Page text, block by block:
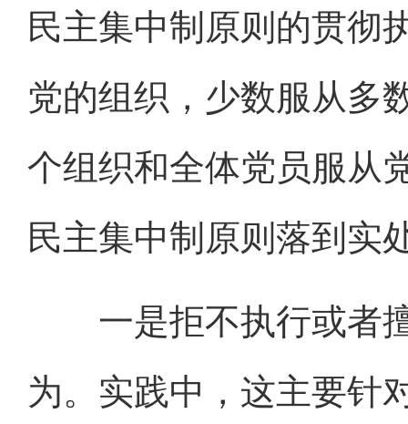
民主集中制原则的贯彻
党的组织，少数服从多
个组织和全体党员服从
民主集中制原则落到实
一是拒不执行或者擅
为。实践中，这主要针